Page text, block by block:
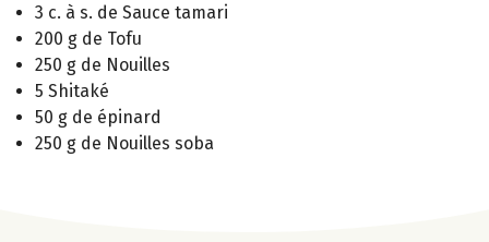
3 c. à s. de Sauce tamari
200 g de Tofu
250 g de Nouilles
5 Shitaké
50 g de épinard
250 g de Nouilles soba